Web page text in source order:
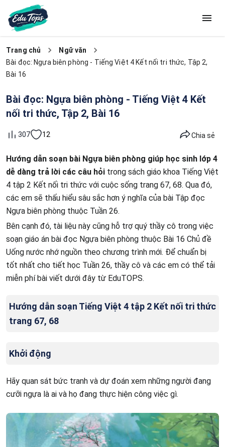
Trang chủ
Ngữ văn
Bài đọc: Ngựa biên phòng - Tiếng Việt 4 Kết nối tri thức, Tập 2,
Bài 16
Bài đọc: Ngựa biên phòng - Tiếng Việt 4 Kết
nối tri thức, Tập 2, Bài 16
307 12 Chia sẻ
Hướng dẫn soạn bài Ngựa biên phòng giúp học sinh lớp 4
dễ dàng trả lời các câu hỏi trong sách giáo khoa Tiếng Việt
4 tập 2 Kết nối tri thức với cuộc sống trang 67, 68. Qua đó,
các em sẽ thấu hiểu sâu sắc hơn ý nghĩa của bài Tập đọc
Ngựa biên phòng thuộc Tuần 26.
Bên cạnh đó, tài liệu này cũng hỗ trợ quý thầy cô trong việc
soạn giáo án bài đọc Ngựa biên phòng thuộc Bài 16 Chủ đề
Uống nước nhớ nguồn theo chương trình mới. Để chuẩn bị
tốt nhất cho tiết học Tuần 26, thầy cô và các em có thể tải
miễn phí bài viết dưới đây từ EduTOPS.
Hướng dẫn soạn Tiếng Việt 4 tập 2 Kết nối tri thức
trang 67, 68
Khởi động
Hãy quan sát bức tranh và dự đoán xem những người đang
cưỡi ngựa là ai và họ đang thực hiện công việc gì.